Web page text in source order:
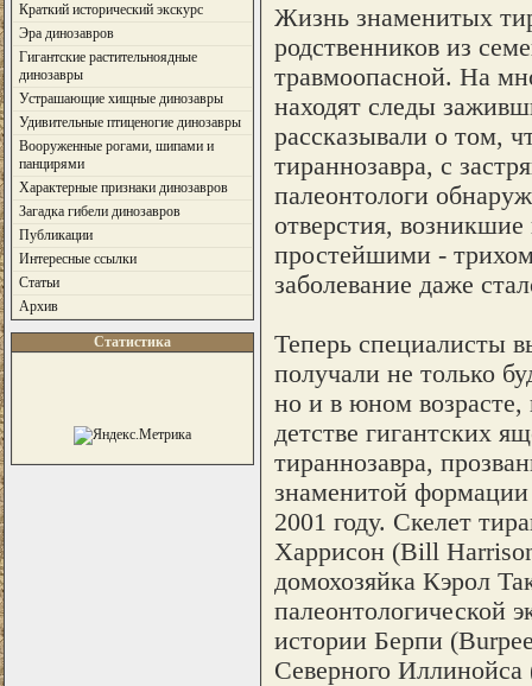
Краткий исторический экскурс
Эра динозавров
Гигантские растительноядные
динозавры
Устрашающие хищные динозавры
Удивительные птиценогие динозавры
Вооруженные рогами, шипами и
панцирями
Характерные признаки динозавров
Загадка гибели динозавров
Публикации
Интересные ссылки
Статьи
Архив
Статистика
Жизнь знаменитых
родственников из
травмоопасной. На
находят следы
рассказывали о том,
тираннозавра, с
палеонтологи
отверстия,
простейшими -
заболевание даже
Теперь специалисты
получали не только
но и в юном возрасте,
детстве гигантских
тираннозавра,
знаменитой
2001 году. Скелет
Харрисон (Bill
домохозяйка Кэрол
палеонтологической
истории Берпи
Северного